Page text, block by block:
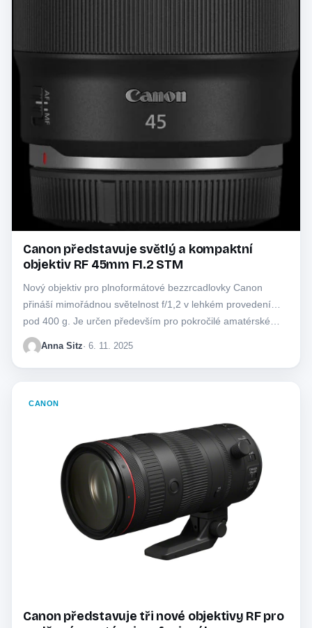
Canon představuje světlý a kompaktní
objektiv RF 45mm F1.2 STM
Nový objektiv pro plnoformátové bezzrcadlovky Canon
přináší mimořádnou světelnost f/1,2 v lehkém provedení
pod 400 g. Je určen především pro pokročilé amatérské…
Anna Sitz· 6. 11. 2025
CANON
Canon představuje tři nové objektivy RF pro